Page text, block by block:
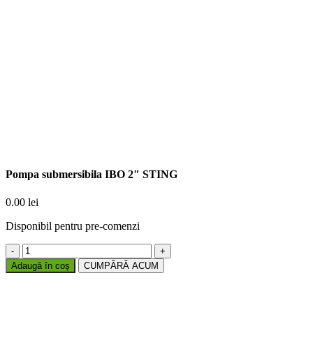
Pompa submersibila IBO 2″ STING
0.00 lei
Disponibil pentru pre-comenzi
Cantitate
Pompa
submersibila
Adaugă în coș CUMPĂRĂ ACUM